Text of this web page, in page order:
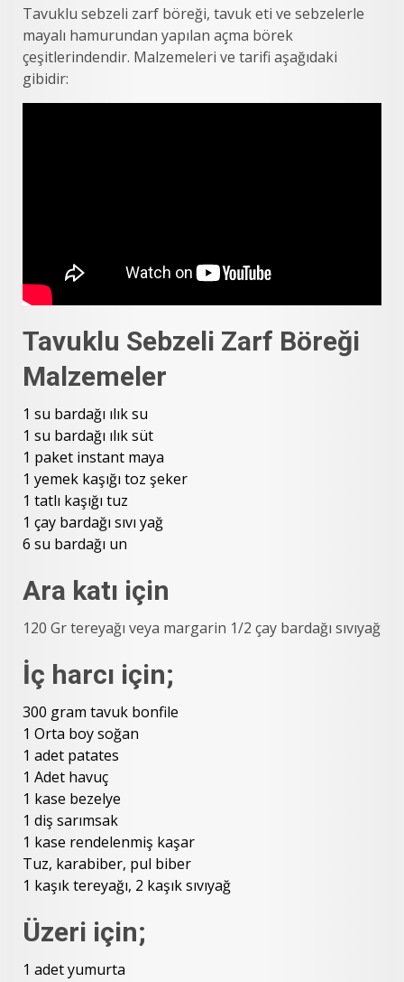
Tavuklu sebzeli zarf böreği, tavuk eti ve sebzelerle
mayalı hamurundan yapılan açma börek
çeşitlerindendir. Malzemeleri ve tarifi aşağıdaki
gibidir:
Tavuklu Sebzeli Zarf Böreği
Malzemeler
1 su bardağı ılık su
1 su bardağı ılık süt
1 paket instant maya
1 yemek kaşığı toz şeker
1 tatlı kaşığı tuz
1 çay bardağı sıvı yağ
6 su bardağı un
Ara katı için
120 Gr tereyağı veya margarin 1/2 çay bardağı sıvıyağ
İç harcı için;
300 gram tavuk bonfile
1 Orta boy soğan
1 adet patates
1 Adet havuç
1 kase bezelye
1 diş sarımsak
1 kase rendelenmiş kaşar
Tuz, karabiber, pul biber
1 kaşık tereyağı, 2 kaşık sıvıyağ
Üzeri için;
1 adet yumurta